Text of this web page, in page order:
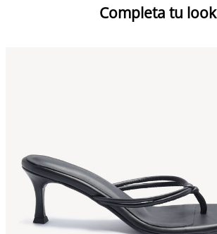
Completa tu look